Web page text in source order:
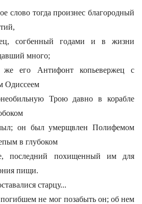
слово тогда произнес благородный
согбенный годами и в жизни
много;
его Антифонт копьевержец с
Одиссеем
Трою давно в корабле
он был умерщвлен Полифемом
в глубоком
последний похищенный им для
пищи.
старцу...
не мог позабыть он; об нем